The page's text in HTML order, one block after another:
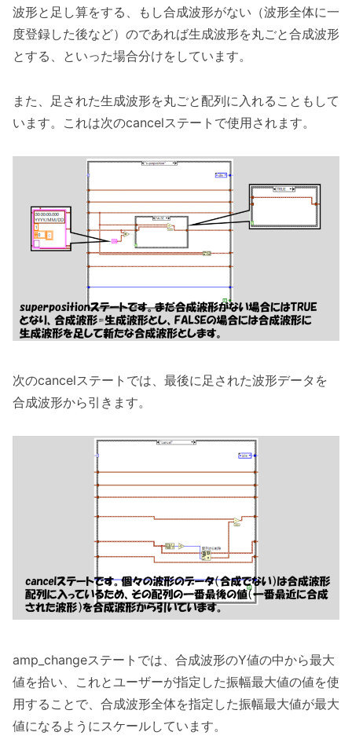
波形と足し算をする、もし合成波形がない（波形全体に一
度登録した後など）のであれば生成波形を丸ごと合成波形
とする、といった場合分けをしています。
また、足された生成波形を丸ごと配列に入れることもして
います。これは次のcancelステートで使用されます。
次のcancelステートでは、最後に足された波形データを
合成波形から引きます。
amp_changeステートでは、合成波形のY値の中から最大
値を拾い、これとユーザーが指定した振幅最大値の値を使
用することで、合成波形全体を指定した振幅最大値が最大
値になるようにスケールしています。